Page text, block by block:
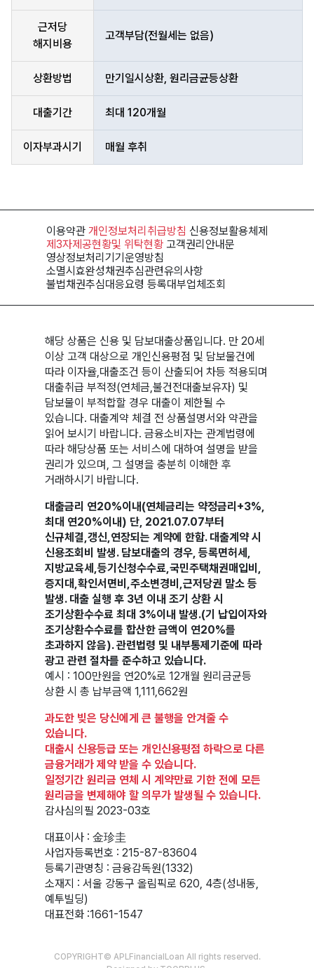
근저당
해지비용
고객부담(전월세는 없음)
상환방법 만기일시상환, 원리금균등상환
대출기간 최대 120개월
이자부과시기 매월 후취
이용약관 개인정보처리 취급방침 신용정보활용체제
제3자제공현황및 위탁현황 고객권리 안내문
영상정보처리기기 운영방침
소멸시효완성채권추심관련유의사항
불법채권추심대응요령 등록대부업체조회
해당 상품은 신용 및 담보대출상품입니다. 만 20세
이상 고객 대상으로 개인신용평점 및 담보물건에
따라 이자율,대출조건 등이 산출되어 차등 적용되며
대출취급 부적정(연체금,불건전대출보유자) 및
담보물이 부적합할 경우 대출이 제한될 수
있습니다. 대출계약 체결 전 상품설명서와 약관을
읽어 보시기 바랍니다. 금융소비자는 관계법령에
따라 해당상품 또는 서비스에 대하여 설명을 받을
권리가 있으며, 그 설명을 충분히 이해한 후
거래하시기 바랍니다.
대출금리 연20%이내(연체금리는 약정금리+3%,
최대 연20%이내) 단, 2021.07.07부터
신규체결,갱신,연장되는 계약에 한함. 대출계약 시
신용조회비 발생. 담보대출의 경우, 등록면허세,
지방교육세,등기신청수수료,국민주택채권매입비,
증지대,확인서면비,주소변경비,근저당권 말소 등
발생. 대출 실행 후 3년 이내 조기 상환 시
조기상환수수료 최대 3%이내 발생.(기 납입이자와
조기상환수수료를 합산한 금액이 연20%를
초과하지 않음). 관련법령 및 내부통제기준에 따라
광고 관련 절차를 준수하고 있습니다.
예시 : 100만원을 연20%로 12개월 원리금균등
상환 시 총 납부금액 1,111,662원
과도한 빚은 당신에게 큰 불행을 안겨줄 수
있습니다.
대출시 신용등급 또는 개인신용평점 하락으로 다른
금융거래가 제약 받을 수 있습니다.
일정기간 원리금 연체 시 계약만료 기한 전에 모든
원리금을 변제해야 할 의무가 발생될 수 있습니다.
감사심의필 2023-03호
대표이사 : 金珍圭
사업자등록번호 : 215-87-83604
등록기관명칭 : 금융감독원(1332)
소재지 : 서울 강동구 올림픽로 620, 4층(성내동,
예투빌딩)
대표전화 :1661-1547
COPYRIGHT© APLFinancialLoan All rights reserved.